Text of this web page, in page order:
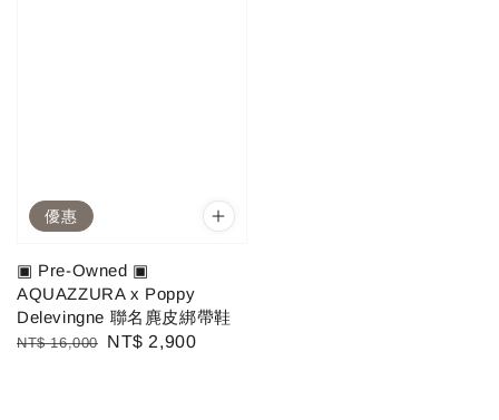
優惠
▣ Pre-Owned ▣
AQUAZZURA x Poppy
Delevingne 聯名麂皮綁帶鞋
Regular
NT$ 16,000 Sale
NT$ 2,900